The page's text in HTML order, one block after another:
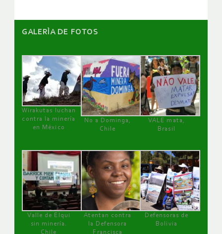
GALERÌA DE FOTOS
Wirakutas luchan
contra la minería
en México
No a Dominga,
Chile
VALE mata,
Brasil
Valle de Elqui
sin minería.
Chile
Atentan contra
la Defensora
Francisca
Defensoras de
Bolivia